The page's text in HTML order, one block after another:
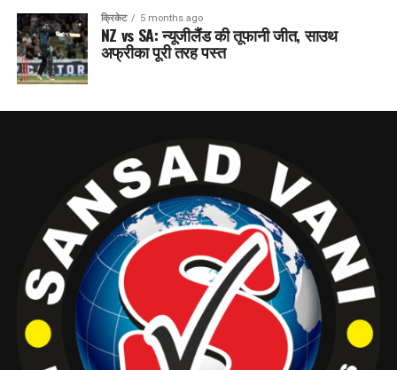
क्रिकेट 5 months ago
NZ vs SA: न्यूजीलैंड की तूफानी जीत, साउथ
अफ्रीका पूरी तरह पस्त